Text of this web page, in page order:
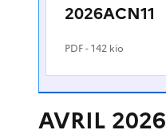
2026ACN11
PDF- 142 kio
AVRIL 2026